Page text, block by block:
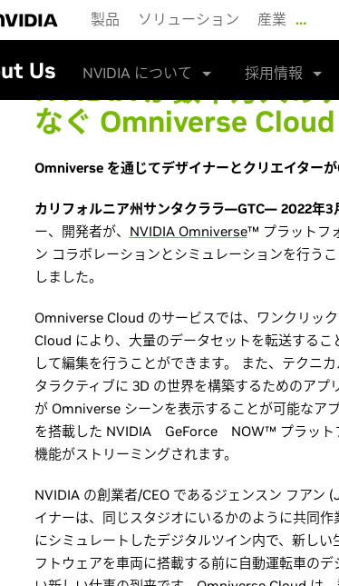
製品 ソリューション 産業 …
Us NVIDIA について 採用情報
NVIDIA が数千万人の
なぐ Omniverse
Omniverse を通じてデザイナーとクリエイター
カリフォルニア州サンタクララ—GTC— 2022年3
ー、開発者が、 NVIDIA Omniverse™ プラットフ
ン コラボレーションとシミュレーションを行う
しました。
Omniverse Cloud のサービスでは、ワンクリッ
Cloud により、大量のデータセットを転送する
して編集を行うことができます。 また、テクニ
タラクティブに 3D の世界を構築するためのアプ
が Omniverse シーンを表示することが可能なア
を搭載した NVIDIA GeForce NOW™ プラット
機能がストリーミングされます。
NVIDIA の創業者/CEO であるジェンスン フアン
イナーは、同じスタジオにいるかのように共同
にシミュレートしたデジタルツイン内で、新し
フトウェアを車両に搭載する前に自動運転車の